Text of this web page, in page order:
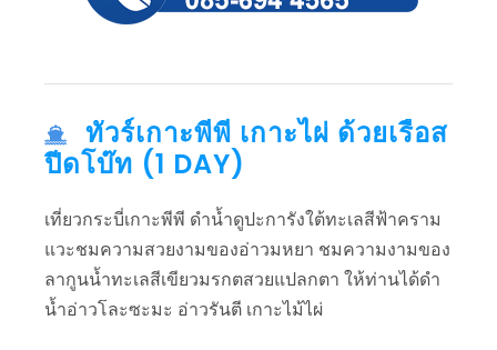
ทัวร์เกาะพีพี เกาะไผ่ ด้วยเรือส
ปีดโบ๊ท (1 DAY)
เที่ยวกระบี่เกาะพีพี ดำน้ำดูปะการังใต้ทะเลสีฟ้าคราม
แวะชมความสวยงามของอ่าวมหยา ชมความงามของ
ลากูนน้ำทะเลสีเขียวมรกตสวยแปลกตา ให้ท่านได้ดำ
น้ำอ่าวโละซะมะ อ่าวรันตี เกาะไม้ไผ่